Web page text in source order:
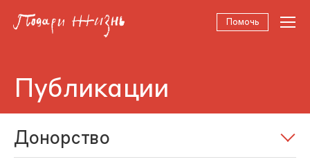
Помочь
Публикации
Донорство